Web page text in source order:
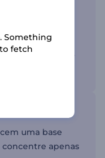
pode criar seus
em suas
em qualquer
uma base
apenas
Something
fetch